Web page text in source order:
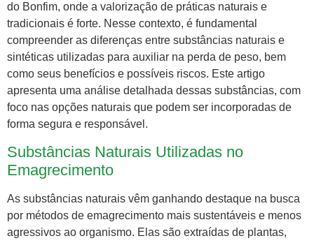
do Bonfim, onde a valorização de práticas naturais e
tradicionais é forte. Nesse contexto, é fundamental
compreender as diferenças entre substâncias naturais e
sintéticas utilizadas para auxiliar na perda de peso, bem
como seus benefícios e possíveis riscos. Este artigo
apresenta uma análise detalhada dessas substâncias, com
foco nas opções naturais que podem ser incorporadas de
forma segura e responsável.
Substâncias Naturais Utilizadas no
Emagrecimento
As substâncias naturais vêm ganhando destaque na busca
por métodos de emagrecimento mais sustentáveis e menos
agressivos ao organismo. Elas são extraídas de plantas,